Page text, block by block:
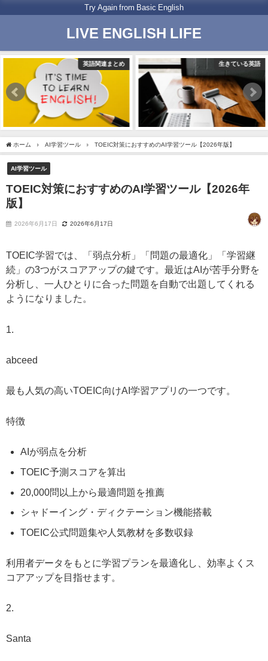
Try Again from Basic English
LIVE ENGLISH LIFE
英語関連まとめ 生きている英語
ホーム AI学習ツール TOEIC対策におすすめのAI学習ツール【2026年版】
AI学習ツール
TOEIC対策におすすめのAI学習ツール【2026年
版】
2026年6月17日 2026年6月17日
TOEIC学習では、「弱点分析」「問題の最適化」「学習継
続」の3つがスコアアップの鍵です。最近はAIが苦手分野を
分析し、一人ひとりに合った問題を自動で出題してくれる
ようになりました。
1.
abceed
最も人気の高いTOEIC向けAI学習アプリの一つです。
特徴
AIが弱点を分析
TOEIC予測スコアを算出
20,000問以上から最適問題を推薦
シャドーイング・ディクテーション機能搭載
TOEIC公式問題集や人気教材を多数収録
利用者データをもとに学習プランを最適化し、効率よくス
コアアップを目指せます。
2.
Santa